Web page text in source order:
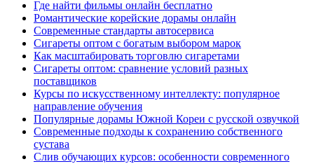
Где найти фильмы онлайн бесплатно
Романтические корейские дорамы онлайн
Современные стандарты автосервиса
Сигареты оптом с богатым выбором марок
Как масштабировать торговлю сигаретами
Сигареты оптом: сравнение условий разных
поставщиков
Курсы по искусственному интеллекту: популярное
направление обучения
Популярные дорамы Южной Кореи с русской озвучкой
Современные подходы к сохранению собственного
сустава
Слив обучающих курсов: особенности современного